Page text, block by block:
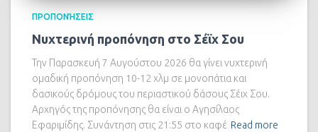
ΠΡΟΠΟΝΉΣΕΙΣ
Νυχτερινή προπόνηση στο Σέϊχ Σου
Την Παρασκευή 7 Αυγούστου 2026 θα γίνει νυχτερινή
ομαδική προπόνηση 10-12 χλμ σε μονοπάτια και
δασικούς δρόμους του περιαστικού δάσους Σέιχ Σου.
Αρχηγός της προπόνησης θα είναι ο Αγησίλαος
Εφαριμίδης. Συνάντηση στις 21:55 στο καφέ Read more